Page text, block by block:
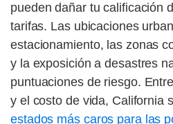
pueden dañar tu calificación
tarifas. Las ubicaciones
estacionamiento, las zonas
y la exposición a desastres
puntuaciones de riesgo.
y el costo de vida, California
estados más caros para las